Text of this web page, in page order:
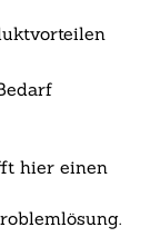
hier einen